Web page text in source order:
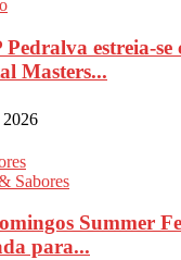
Pedralva estreia-
Masters...
Sabores
Summer
para...